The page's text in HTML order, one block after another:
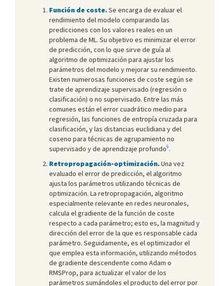
Función de coste.Se encarga de evaluar el
rendimiento del modelo comparando las
predicciones con los valores reales en un
problema de ML. Su objetivo es minimizar el error
de predicción, con lo que sirve de guía al
algoritmo de optimización para ajustar los
parámetros del modelo y mejorar su rendimiento.
Existen numerosas funciones de coste según se
trate de aprendizaje supervisado (regresión o
clasificación) o no supervisado. Entre las más
comunes están el error cuadrático medio para
regresión, las funciones de entropía cruzada para
clasificación, y las distancias euclidiana y del
coseno para técnicas de agrupamiento no
supervisado y de aprendizaje profundo6.
Retropropagación-optimización.Una vez
evaluado el error de predicción, el algoritmo
ajusta los parámetros utilizando técnicas de
optimización. La retropropagación, algoritmo
especialmente relevante en redes neuronales,
calcula el gradiente de la función de coste
respecto a cada parámetro; esto es, la magnitud y
dirección del error de la que es responsable cada
parámetro. Seguidamente, es el optimizador el
que emplea esta información, utilizando métodos
de gradiente descendente como Adam o
RMSProp, para actualizar el valor de los
parámetros sumándoles el producto del error por